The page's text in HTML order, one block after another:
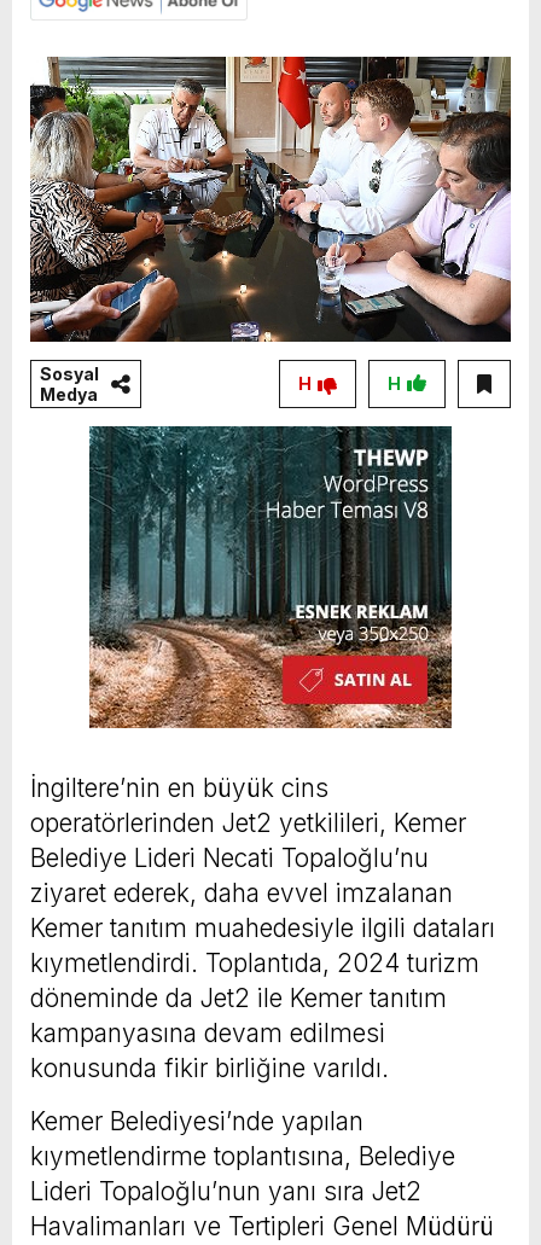
Sosyal
Medya
H
H
İngiltere’nin en büyük cins
operatörlerinden Jet2 yetkilileri, Kemer
Belediye Lideri Necati Topaloğlu’nu
ziyaret ederek, daha evvel imzalanan
Kemer tanıtım muahedesiyle ilgili dataları
kıymetlendirdi. Toplantıda, 2024 turizm
döneminde da Jet2 ile Kemer tanıtım
kampanyasına devam edilmesi
konusunda fikir birliğine varıldı.
Kemer Belediyesi’nde yapılan
kıymetlendirme toplantısına, Belediye
Lideri Topaloğlu’nun yanı sıra Jet2
Havalimanları ve Tertipleri Genel Müdürü